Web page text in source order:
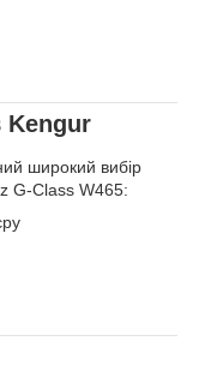
Kengur
широкий вибір
G-Class W465: